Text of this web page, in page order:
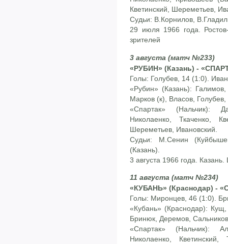
Кветинский, Шереметьев,
Судьи: В.Корнилов,
29 июля 1966 года.
зрителей
3 августа (матч №233)
«РУБИН» (Казань) -
Голы: Голубев, 14 (1:0).
«Рубин» (Казань):
Марков (к), Власов,
«Спартак» (Нальчик):
Николаенко, Ткаченко,
Шереметьев, Ивановский.
Судьи: М.Сенин
(Казань).
3 августа 1966 года.
11 августа (матч №234)
«КУБАНЬ» (Краснодар) -
Голы: Миронцев, 46 (1:0).
«Кубань» (Краснодар):
Бринюк, Деремов,
«Спартак» (Нальчик):
Николаенко,